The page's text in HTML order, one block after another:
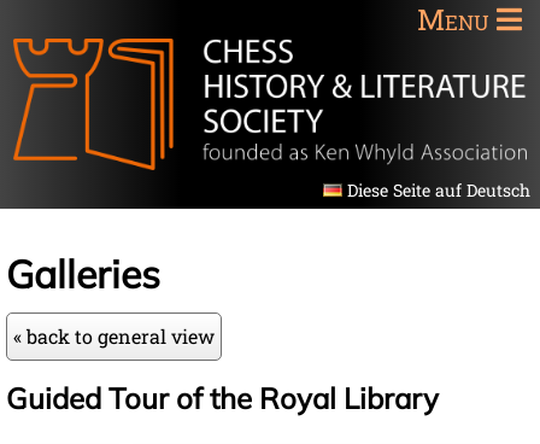
Menu
Diese Seite auf Deutsch
Galleries
« back to general view
Guided Tour of the Royal Library